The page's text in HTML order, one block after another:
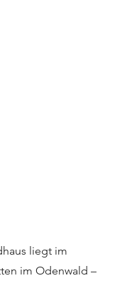
liegt im
im Odenwald –